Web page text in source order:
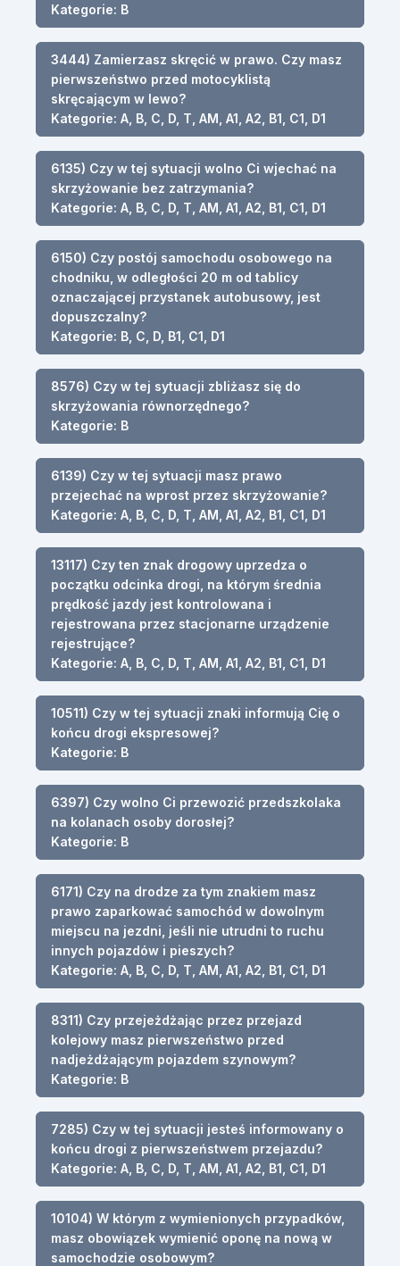
Kategorie: B
3444) Zamierzasz skręcić w prawo. Czy masz
pierwszeństwo przed motocyklistą
skręcającym w lewo?
Kategorie: A, B, C, D, T, AM, A1, A2, B1, C1, D1
6135) Czy w tej sytuacji wolno Ci wjechać na
skrzyżowanie bez zatrzymania?
Kategorie: A, B, C, D, T, AM, A1, A2, B1, C1, D1
6150) Czy postój samochodu osobowego na
chodniku, w odległości 20 m od tablicy
oznaczającej przystanek autobusowy, jest
dopuszczalny?
Kategorie: B, C, D, B1, C1, D1
8576) Czy w tej sytuacji zbliżasz się do
skrzyżowania równorzędnego?
Kategorie: B
6139) Czy w tej sytuacji masz prawo
przejechać na wprost przez skrzyżowanie?
Kategorie: A, B, C, D, T, AM, A1, A2, B1, C1, D1
13117) Czy ten znak drogowy uprzedza o
początku odcinka drogi, na którym średnia
prędkość jazdy jest kontrolowana i
rejestrowana przez stacjonarne urządzenie
rejestrujące?
Kategorie: A, B, C, D, T, AM, A1, A2, B1, C1, D1
10511) Czy w tej sytuacji znaki informują Cię o
końcu drogi ekspresowej?
Kategorie: B
6397) Czy wolno Ci przewozić przedszkolaka
na kolanach osoby dorosłej?
Kategorie: B
6171) Czy na drodze za tym znakiem masz
prawo zaparkować samochód w dowolnym
miejscu na jezdni, jeśli nie utrudni to ruchu
innych pojazdów i pieszych?
Kategorie: A, B, C, D, T, AM, A1, A2, B1, C1, D1
8311) Czy przejeżdżając przez przejazd
kolejowy masz pierwszeństwo przed
nadjeżdżającym pojazdem szynowym?
Kategorie: B
7285) Czy w tej sytuacji jesteś informowany o
końcu drogi z pierwszeństwem przejazdu?
Kategorie: A, B, C, D, T, AM, A1, A2, B1, C1, D1
10104) W którym z wymienionych przypadków,
masz obowiązek wymienić oponę na nową w
samochodzie osobowym?